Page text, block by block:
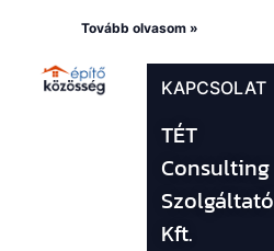
Tovább olvasom »
KAPCSOLAT
TÉT
Consulting
Szolgáltató
Kft.